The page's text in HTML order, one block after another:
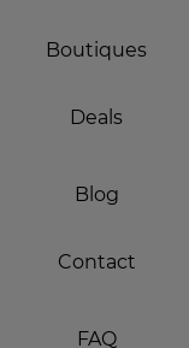
Boutiques
Deals
Blog
Contact
FAQ